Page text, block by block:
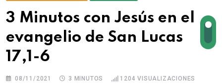
3 Minutos con Jesús en el
evangelio de San Lucas
17,1-6
08/11/2021 3 MINUTOS 1204 VISUALIZACIONES